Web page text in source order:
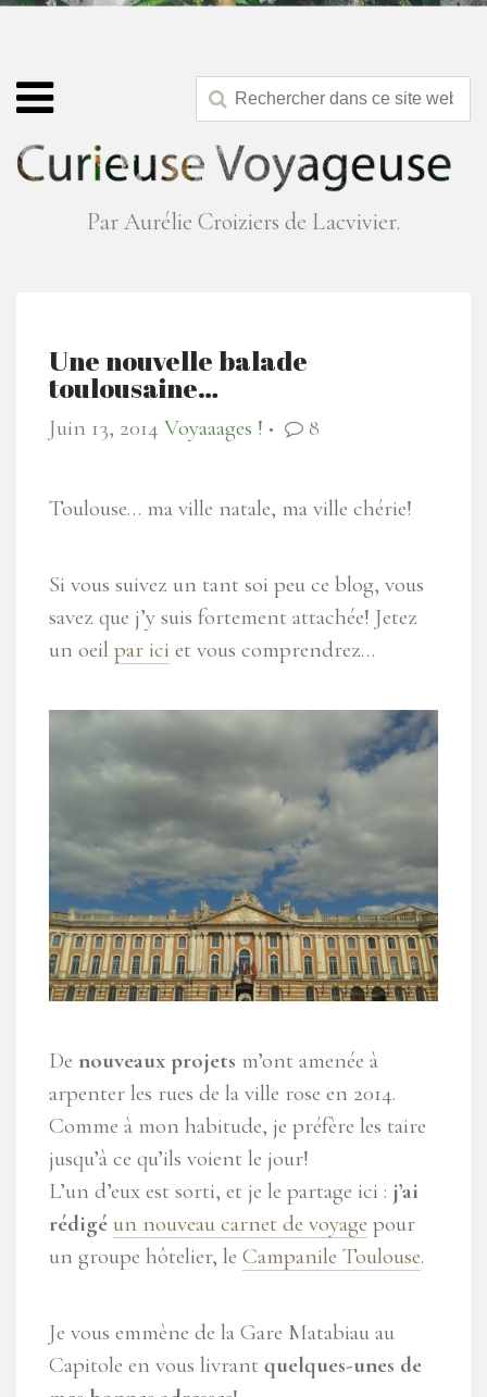
Par Aurélie Croiziers de Lacvivier.
Une nouvelle balade
toulousaine…
Juin 13, 2014 Voyaaages ! ● 8
Toulouse… ma ville natale, ma ville chérie!
Si vous suivez un tant soi peu ce blog, vous
savez que j’y suis fortement attachée! Jetez
un oeil par ici et vous comprendrez…
De nouveaux projets m’ont amenée à
arpenter les rues de la ville rose en 2014.
Comme à mon habitude, je préfère les taire
jusqu’à ce qu’ils voient le jour!
L’un d’eux est sorti, et je le partage ici : j’ai
rédigé un nouveau carnet de voyage pour
un groupe hôtelier, le Campanile Toulouse.
Je vous emmène de la Gare Matabiau au
Capitole en vous livrant quelques-unes de